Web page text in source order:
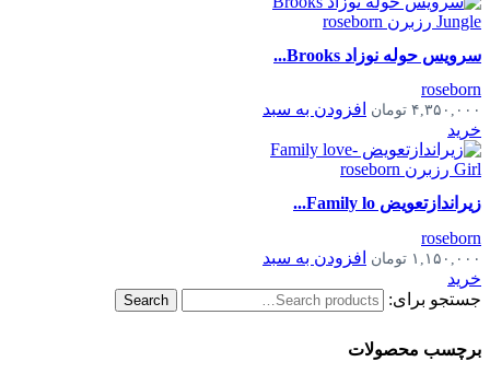
سرویس حوله نوزاد Brooks...
roseborn
۴,۳۵۰,۰۰۰ تومان
افزودن به سبد
خرید
زیراندازتعویض Family lo...
roseborn
۱,۱۵۰,۰۰۰ تومان
افزودن به سبد
خرید
جستجو برای:
Search
برچسب محصولات